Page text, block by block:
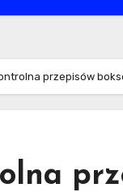
przepisów